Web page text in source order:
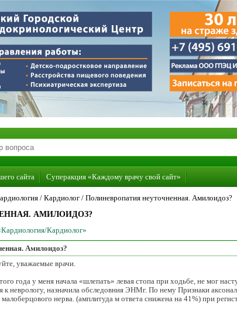
сайта Суперакция «Каждому врачу свой сайт»
/ Кардиолог / Полиневропатия неуточненная. Амилоидоз?
АМИЛОИДОЗ?
Кардиолог»
Амилоидоз?
уважаемые врачи.
года у меня начала «шлепать» левая стопа при ходьбе, не мог
к неврологу, назначила обследовния ЭНМг. По нему Признаки
малоберцового нерва. (амплитуда м ответа снижена на 41%) при